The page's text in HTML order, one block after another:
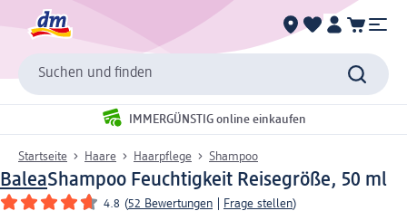
Suchen und finden
IMMERGÜNSTIG online einkaufen
Startseite Haare Haarpflege Shampoo
BaleaShampoo Feuchtigkeit Reisegröße, 50 ml
4.8 (52 Bewertungen Frage stellen)